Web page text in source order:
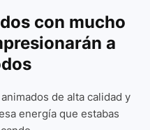
con mucho
a
de alta calidad y
energía que estabas